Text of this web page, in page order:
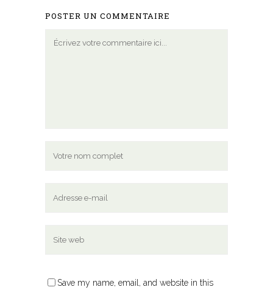
POSTER UN COMMENTAIRE
Save my name, email, and website in this